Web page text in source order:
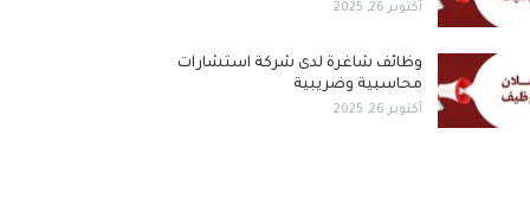
أكتوبر 26, 2025
وظائف شاغرة لدى شركة استشارات
محاسبية وضريبية
أكتوبر 26, 2025